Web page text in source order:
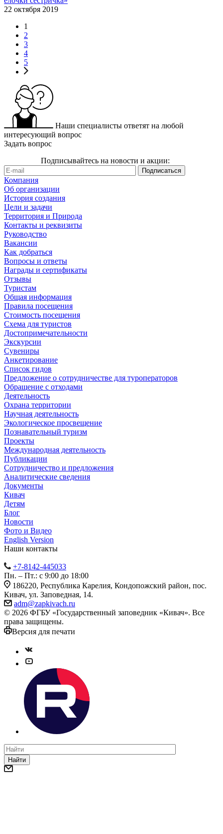
22 октября 2019
1
2
3
4
5
Наши специалисты ответят на любой
интересующий вопрос
Задать вопрос
Подписывайтесь на новости и акции:
Компания
Об организации
История создания
Цели и задачи
Территория и Природа
Контакты и реквизиты
Руководство
Вакансии
Как добраться
Вопросы и ответы
Награды и сертификаты
Отзывы
Туристам
Общая информация
Правила посещения
Стоимость посещения
Схема для туристов
Достопримечательности
Экскурсии
Сувениры
Анкетирование
Список гидов
Предложение о сотрудничестве для туроператоров
Обращение с отходами
Деятельность
Охрана территории
Научная деятельность
Экологическое просвещение
Познавательный туризм
Проекты
Международная деятельность
Публикации
Сотрудничество и предложения
Аналитические сведения
Документы
Кивач
Детям
Блог
Новости
Фото и Видео
English Version
Наши контакты
+7-8142-445033
Пн. – Пт.: с 9:00 до 18:00
186220, Республика Карелия, Кондопожский район, пос.
Кивач, ул. Заповедная, 14.
adm@zapkivach.ru
© 2026 ФГБУ «Государственный заповедник «Кивач». Все
права защищены.
Версия для печати
Найти